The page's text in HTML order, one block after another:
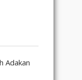
Adakan